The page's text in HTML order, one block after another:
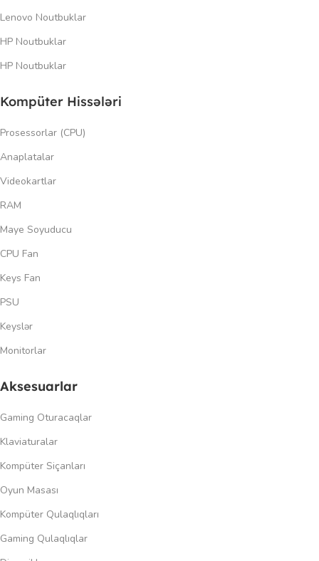
Lenovo Noutbuklar
HP Noutbuklar
HP Noutbuklar
Kompüter Hissələri
Prosessorlar (CPU)
Anaplatalar
Videokartlar
RAM
Maye Soyuducu
CPU Fan
Keys Fan
PSU
Keyslər
Monitorlar
Aksesuarlar
Gaming Oturacaqlar
Klaviaturalar
Kompüter Siçanları
Oyun Masası
Kompüter Qulaqlıqları
Gaming Qulaqlıqlar